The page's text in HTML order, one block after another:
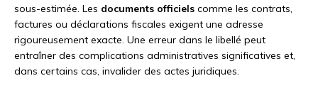
sous-estimée. Les documents officiels comme les contrats,
factures ou déclarations fiscales exigent une adresse
rigoureusement exacte. Une erreur dans le libellé peut
entraîner des complications administratives significatives et,
dans certains cas, invalider des actes juridiques.